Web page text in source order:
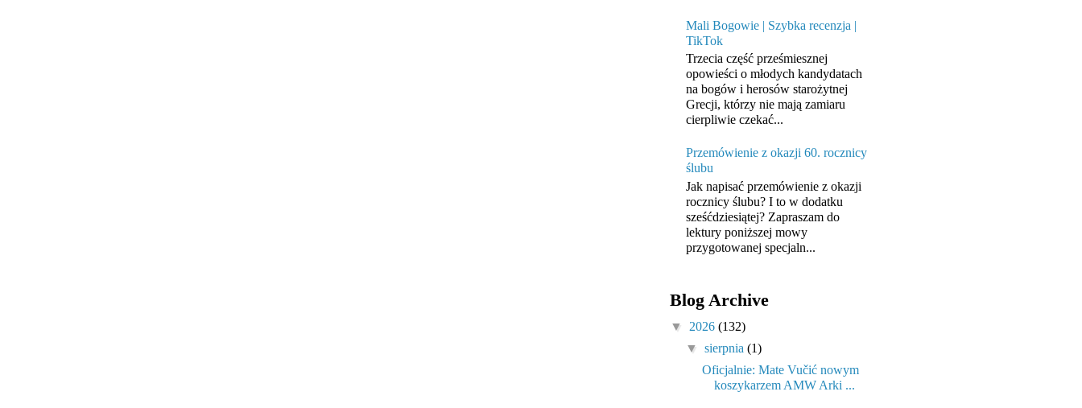
Mali Bogowie | Szybka recenzja |
TikTok
Trzecia część prześmiesznej
opowieści o młodych kandydatach
na bogów i herosów starożytnej
Grecji, którzy nie mają zamiaru
cierpliwie czekać...
Przemówienie z okazji 60. rocznicy
ślubu
Jak napisać przemówienie z okazji
rocznicy ślubu? I to w dodatku
sześćdziesiątej? Zapraszam do
lektury poniższej mowy
przygotowanej specjaln...
Blog Archive
▼ 2026 (132)
▼sierpnia(1)
Oficjalnie: Mate Vučić nowym
koszykarzem AMW Arki ...